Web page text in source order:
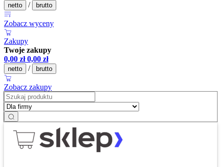
netto / brutto
Zobacz wyceny
Zakupy
Twoje zakupy
0,00 zł 0,00 zł
netto / brutto
Zobacz zakupy